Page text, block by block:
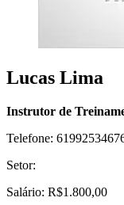
Lucas Lima
Instrutor de
Telefone:
Setor:
Salário: R$1.800,00